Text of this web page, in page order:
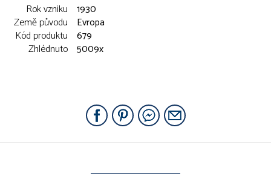
Rok vzniku 1930
Země původu
Evropa
Kód produktu 679
Zhlédnuto 5009x